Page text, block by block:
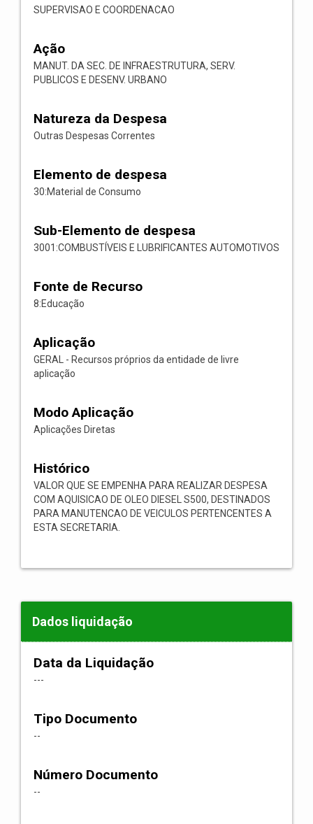
SUPERVISAO E COORDENACAO
Ação
MANUT. DA SEC. DE INFRAESTRUTURA, SERV.
PUBLICOS E DESENV. URBANO
Natureza da Despesa
Outras Despesas Correntes
Elemento de despesa
30:Material de Consumo
Sub-Elemento de despesa
3001:COMBUSTÍVEIS E LUBRIFICANTES AUTOMOTIVOS
Fonte de Recurso
8:Educação
Aplicação
GERAL - Recursos próprios da entidade de livre
aplicação
Modo Aplicação
Aplicações Diretas
Histórico
VALOR QUE SE EMPENHA PARA REALIZAR DESPESA
COM AQUISICAO DE OLEO DIESEL S500, DESTINADOS
PARA MANUTENCAO DE VEICULOS PERTENCENTES A
ESTA SECRETARIA.
Dados liquidação
Data da Liquidação
---
Tipo Documento
--
Número Documento
--